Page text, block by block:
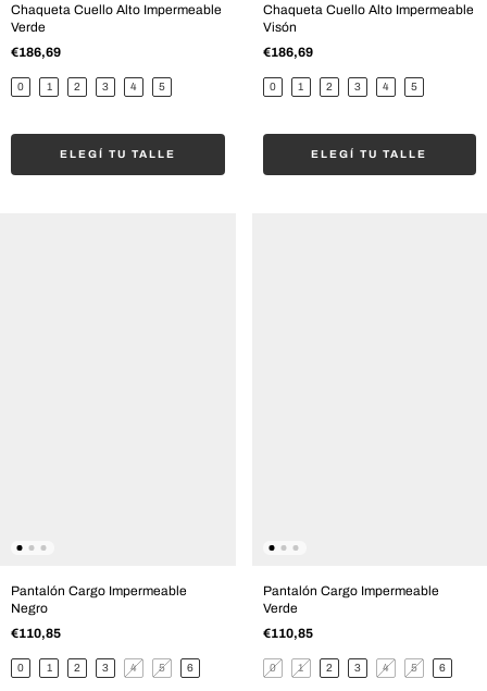
Chaqueta Cuello Alto Impermeable
Verde
€186,69
0 1 2 3 4 5
ELEGÍ TU TALLE
Chaqueta Cuello Alto Impermeable
Visón
€186,69
0 1 2 3 4 5
ELEGÍ TU TALLE
Pantalón Cargo Impermeable
Negro
€110,85
0 1 2 3 4 5 6
Pantalón Cargo Impermeable
Verde
€110,85
0 1 2 3 4 5 6